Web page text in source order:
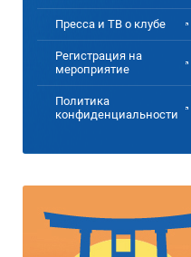
Пресса и ТВ о клубе
Регистрация на
мероприятие
Политика
конфиденциальности